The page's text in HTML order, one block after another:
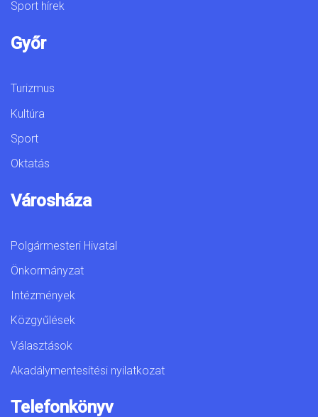
Sport hírek
Győr
Turizmus
Kultúra
Sport
Oktatás
Városháza
Polgármesteri Hivatal
Önkormányzat
Intézmények
Közgyűlések
Választások
Akadálymentesítési nyilatkozat
Telefonkönyv